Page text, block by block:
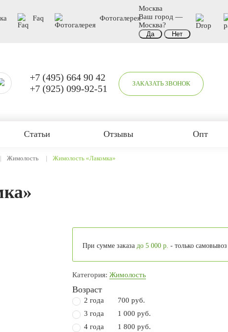
Faq Фотогалерея
Москва
Ваш город —
Москва?
+7 (495) 664 90 42
+7 (925) 099-92-51
ЗАКАЗАТЬ ЗВОНОК
Статьи Отзывы Опт
Жимолость Жимолость «Лакомка»
При сумме заказадо 5 000 р. - только самовывоз
Категория:Жимолость
Возраст
2 года
700 руб.
3 года
1 000 руб.
4 года
1 800 руб.